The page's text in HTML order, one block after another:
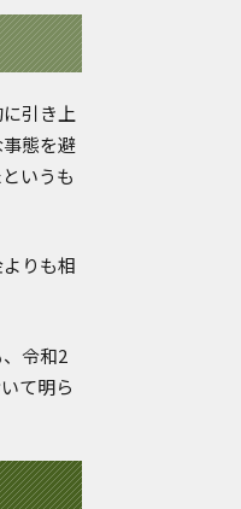
引き上
態を避
いうも
りも相
令和2
て明ら